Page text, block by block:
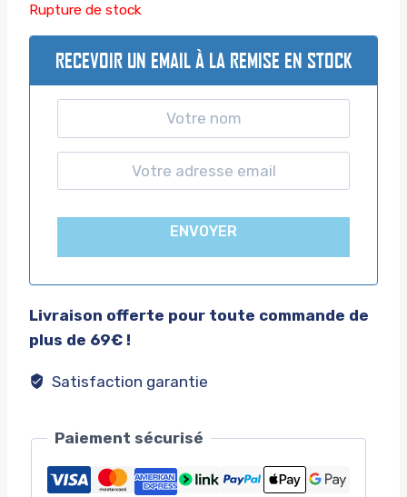
Rupture de stock
RECEVOIR UN EMAIL À LA REMISE EN STOCK
ENVOYER
Livraison offerte pour toute commande de
plus de 69€ !
Satisfaction garantie
Paiement sécurisé